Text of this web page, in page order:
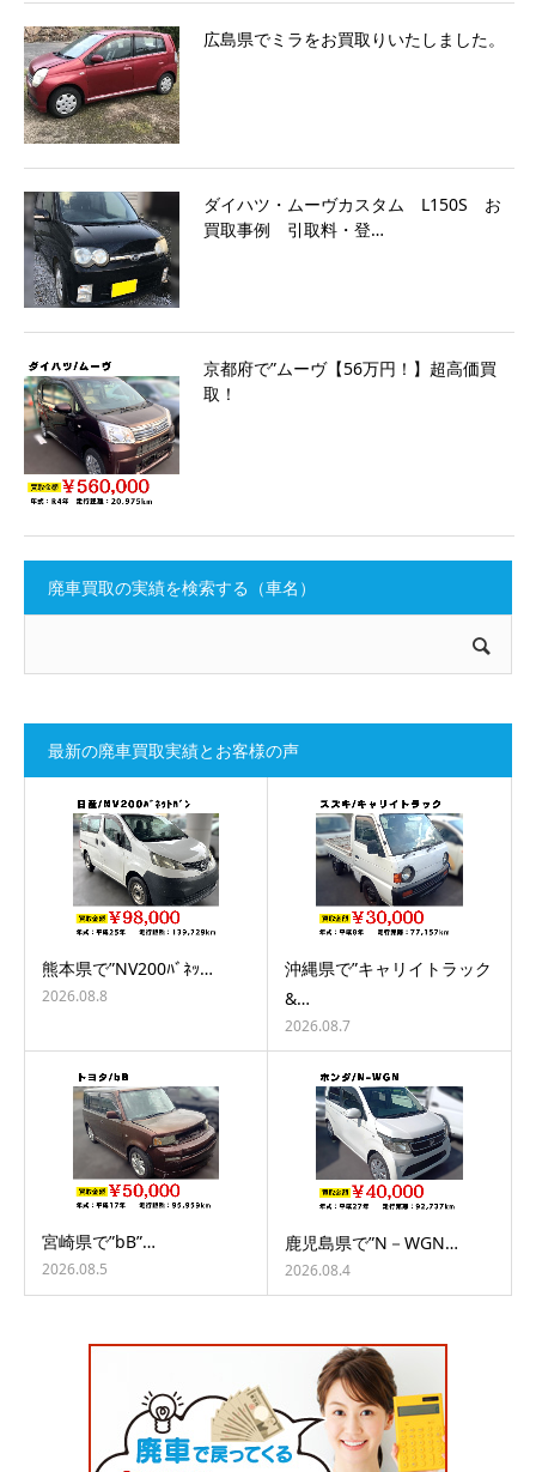
広島県でミラをお買取りいたしました。
ダイハツ・ムーヴカスタム L150S お
買取事例 引取料・登…
京都府で”ムーヴ【56万円！】超高価買
取！
廃車買取の実績を検索する（車名）
最新の廃車買取実績とお客様の声
熊本県で”NV200ﾊﾞﾈｯ…
2026.08.8
沖縄県で”キャリイトラック
&…
2026.08.7
宮崎県で”bB”…
2026.08.5
鹿児島県で”N－WGN…
2026.08.4